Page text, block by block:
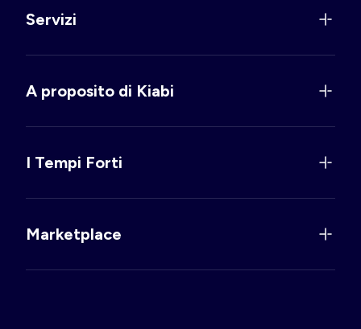
Servizi
A proposito di Kiabi
I Tempi Forti
Marketplace